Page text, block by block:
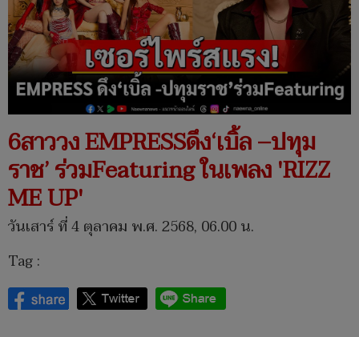
6สาววง EMPRESSดึง‘เบิ้ล –ปทุม
ราช’ ร่วมFeaturing ในเพลง 'RIZZ
ME UP'
วันเสาร์ ที่ 4 ตุลาคม พ.ศ. 2568, 06.00 น.
Tag :